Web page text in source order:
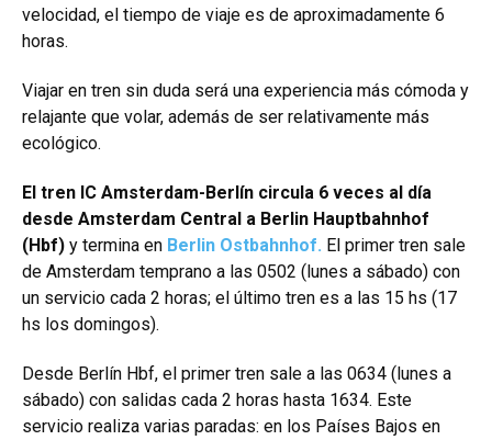
velocidad, el tiempo de viaje es de aproximadamente 6
horas.
Viajar en tren sin duda será una experiencia más cómoda y
relajante que volar, además de ser relativamente más
ecológico.
El tren IC Amsterdam-Berlín circula 6 veces al día
desde Amsterdam Central a Berlin Hauptbahnhof
(Hbf) y termina en Berlin Ostbahnhof. El primer tren sale
de Amsterdam temprano a las 0502 (lunes a sábado) con
un servicio cada 2 horas; el último tren es a las 15 hs (17
hs los domingos).
Desde Berlín Hbf, el primer tren sale a las 0634 (lunes a
sábado) con salidas cada 2 horas hasta 1634. Este
servicio realiza varias paradas: en los Países Bajos en